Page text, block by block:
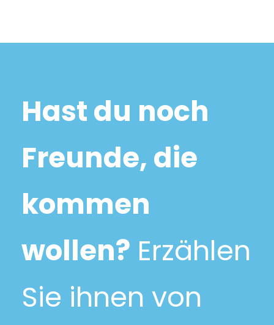
Hast du noch
Freunde, die
kommen
wollen? Erzählen
Sie ihnen von